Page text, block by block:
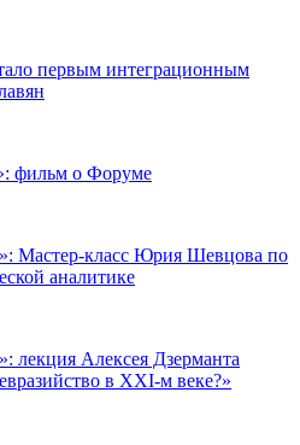
первым интеграционным
фильм о Форуме
Мастер-класс Юрия Шевцова по
аналитике
лекция Алексея Дзерманта
в XXI-м веке?»